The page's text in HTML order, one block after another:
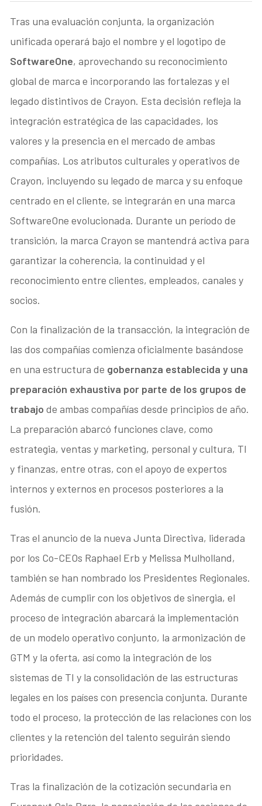
Tras una evaluación conjunta, la organización
unificada operará bajo el nombre y el logotipo de
SoftwareOne, aprovechando su reconocimiento
global de marca e incorporando las fortalezas y el
legado distintivos de Crayon. Esta decisión refleja la
integración estratégica de las capacidades, los
valores y la presencia en el mercado de ambas
compañías. Los atributos culturales y operativos de
Crayon, incluyendo su legado de marca y su enfoque
centrado en el cliente, se integrarán en una marca
SoftwareOne evolucionada. Durante un período de
transición, la marca Crayon se mantendrá activa para
garantizar la coherencia, la continuidad y el
reconocimiento entre clientes, empleados, canales y
socios.
Con la finalización de la transacción, la integración de
las dos compañías comienza oficialmente basándose
en una estructura de gobernanza establecida y una
preparación exhaustiva por parte de los grupos de
trabajo de ambas compañías desde principios de año.
La preparación abarcó funciones clave, como
estrategia, ventas y marketing, personal y cultura, TI
y finanzas, entre otras, con el apoyo de expertos
internos y externos en procesos posteriores a la
fusión.
Tras el anuncio de la nueva Junta Directiva, liderada
por los Co-CEOs Raphael Erb y Melissa Mulholland,
también se han nombrado los Presidentes Regionales.
Además de cumplir con los objetivos de sinergia, el
proceso de integración abarcará la implementación
de un modelo operativo conjunto, la armonización de
GTM y la oferta, así como la integración de los
sistemas de TI y la consolidación de las estructuras
legales en los países con presencia conjunta. Durante
todo el proceso, la protección de las relaciones con los
clientes y la retención del talento seguirán siendo
prioridades.
Tras la finalización de la cotización secundaria en